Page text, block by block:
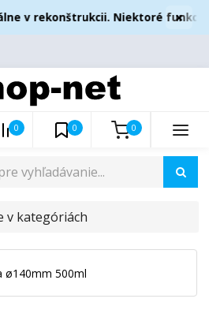
v rekonštrukcii. Niektoré ×
0 0 0
ø140mm 500ml